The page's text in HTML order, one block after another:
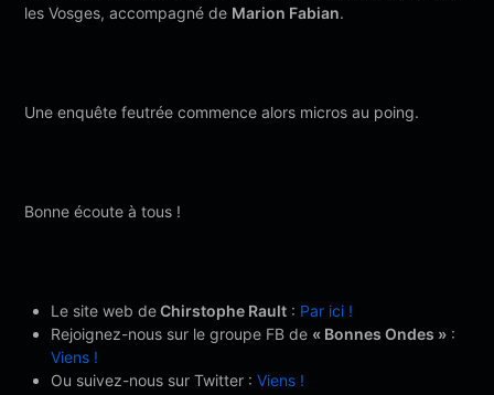
les Vosges, accompagné de Marion Fabian.
Une enquête feutrée commence alors micros au poing.
Bonne écoute à tous !
Le site web deChirstophe Rault : Par ici !
Rejoignez-nous sur le groupe FB de « Bonnes Ondes » :
Viens !
Ou suivez-nous sur Twitter :Viens !